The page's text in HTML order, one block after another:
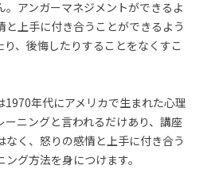
アンガーマネジメントができるよ
と上手に付き合うことができるよう
り、後悔したりすることをなくすこ
1970年代にアメリカで生まれた心理
ーニングと言われるだけあり、講座
なく、怒りの感情と上手に付き合う
グ方法を身につけます。